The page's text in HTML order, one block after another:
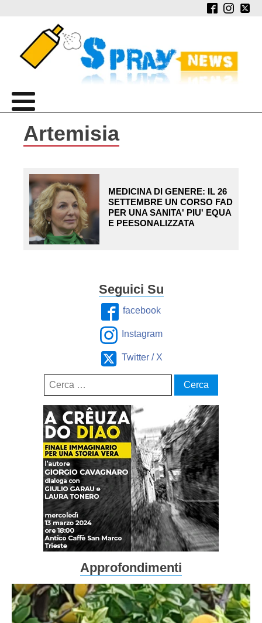
Artemisia
MEDICINA DI GENERE: IL 26
SETTEMBRE UN CORSO FAD
PER UNA SANITA' PIU' EQUA
E PEESONALIZZATA
Seguici Su
facebook
Instagram
Twitter / X
Ricerca
per:
Approfondimenti